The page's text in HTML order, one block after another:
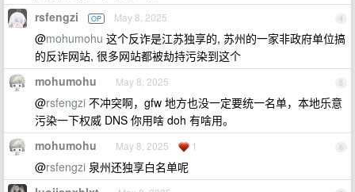
4
rsfengzi OP May 8, 2025
@mohumohu 这个反诈是江苏独享的, 苏州的一家非政府单位搞
的反诈网站, 很多网站都被劫持污染到这个
5
mohumohu May 8, 2025
@rsfengzi 不冲突啊，gfw 地方也没一定要统一名单，本地乐意
污染一下权威 DNS 你用啥 doh 有啥用。
6
mohumohu May 8, 2025 1
@rsfengzi 泉州还独享白名单呢